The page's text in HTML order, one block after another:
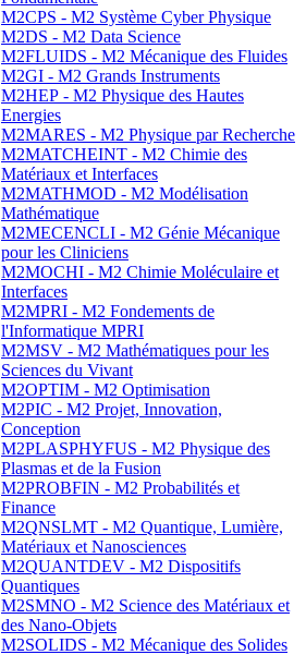
M2CPS - M2 Système Cyber Physique
M2DS - M2 Data Science
M2FLUIDS - M2 Mécanique des Fluides
M2GI - M2 Grands Instruments
M2HEP - M2 Physique des Hautes
Energies
M2MARES - M2 Physique par Recherche
M2MATCHEINT - M2 Chimie des
Matériaux et Interfaces
M2MATHMOD - M2 Modélisation
Mathématique
M2MECENCLI - M2 Génie Mécanique
pour les Cliniciens
M2MOCHI - M2 Chimie Moléculaire et
Interfaces
M2MPRI - M2 Fondements de
l'Informatique MPRI
M2MSV - M2 Mathématiques pour les
Sciences du Vivant
M2OPTIM - M2 Optimisation
M2PIC - M2 Projet, Innovation,
Conception
M2PLASPHYFUS - M2 Physique des
Plasmas et de la Fusion
M2PROBFIN - M2 Probabilités et
Finance
M2QNSLMT - M2 Quantique, Lumière,
Matériaux et Nanosciences
M2QUANTDEV - M2 Dispositifs
Quantiques
M2SMNO - M2 Science des Matériaux et
des Nano-Objets
M2SOLIDS - M2 Mécanique des Solides